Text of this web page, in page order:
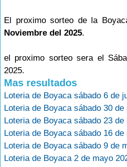
El proximo sorteo de la
Noviembre del 2025.
el proximo sorteo sera el
2025.
Mas resultados
Loteria de Boyaca sábado 6 de
Loteria de Boyaca sábado 30 de
Loteria de Boyaca sábado 23 de
Loteria de Boyaca sábado 16 de
Loteria de Boyaca sábado 9 de
Loteria de Boyaca 2 de mayo